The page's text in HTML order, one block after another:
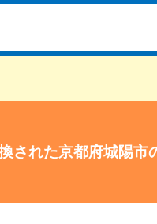
された京都府城陽市